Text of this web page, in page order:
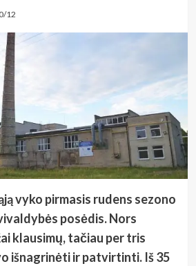
12
vyko pirmasis rudens sezono
posėdis. Nors
klausimų, tačiau per tris
išnagrinėti ir patvirtinti. Iš 35